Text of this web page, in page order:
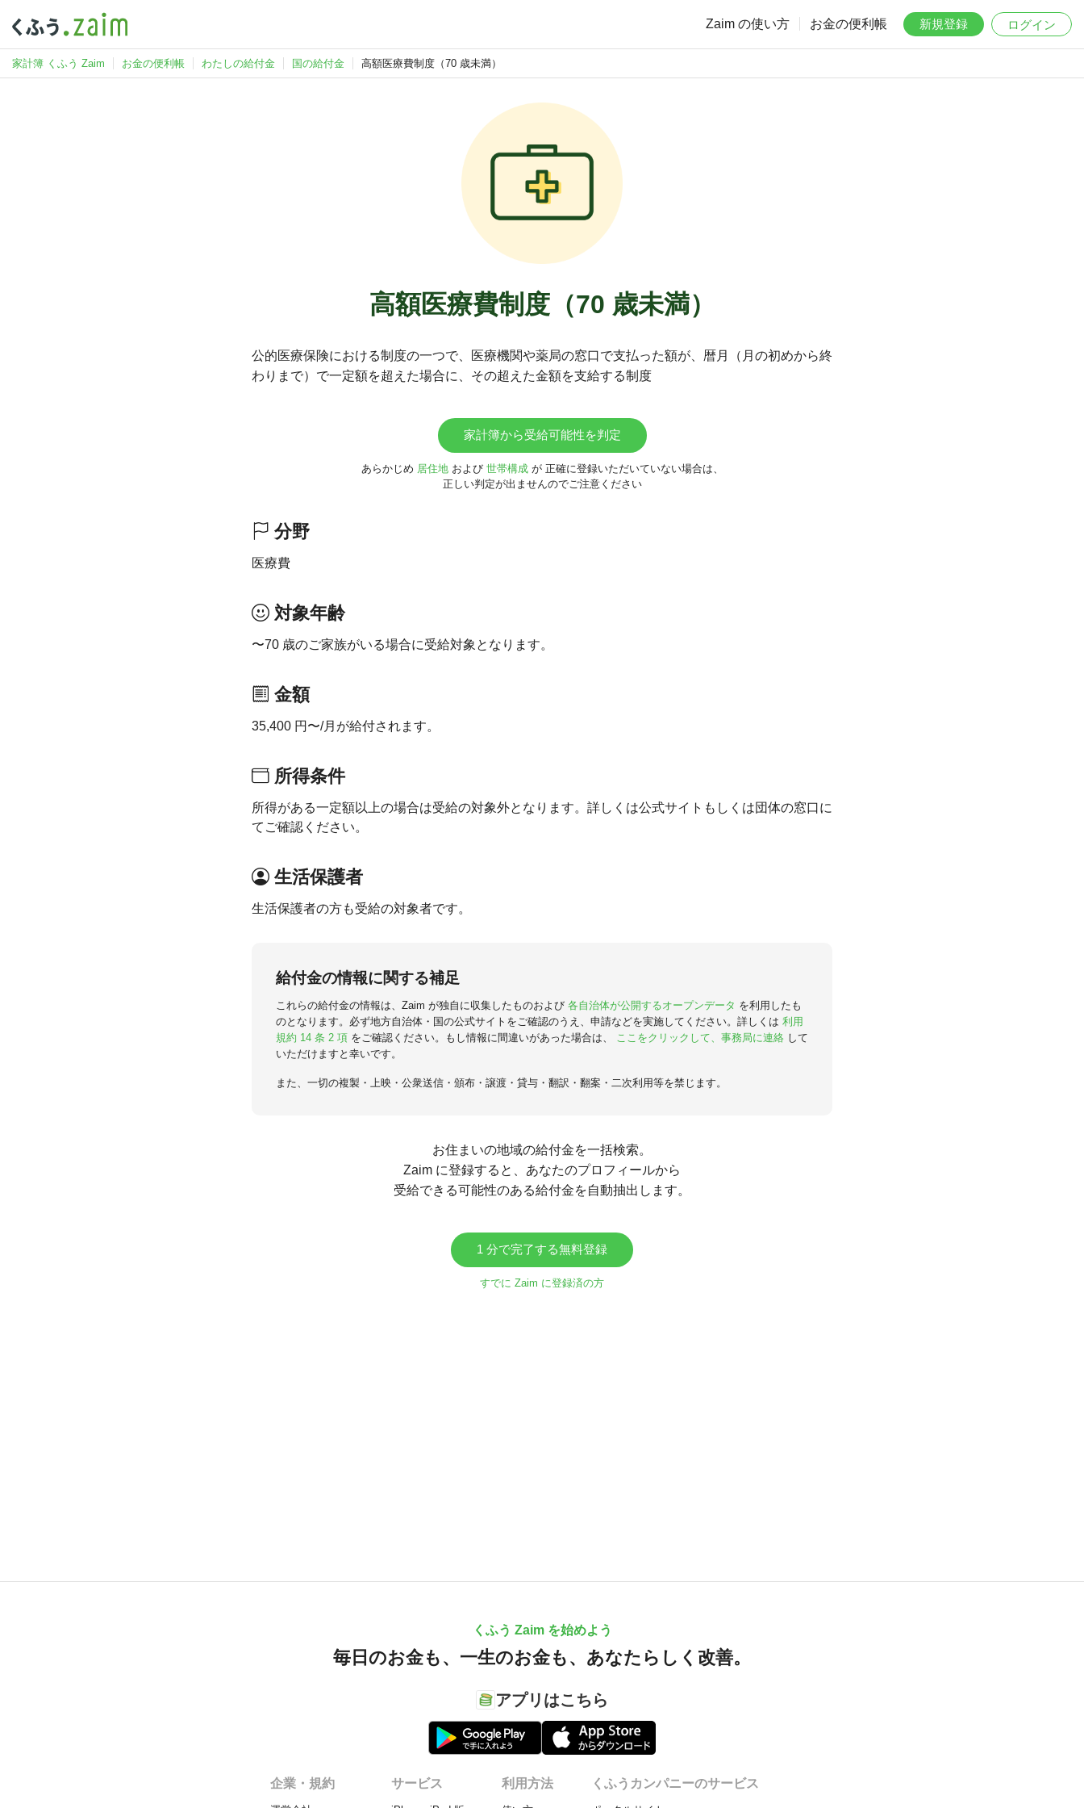
Zaim の使い方 お金の便利帳 新規登録 ログイン
家計簿 くふう Zaim お金の便利帳 わたしの給付金 国の給付金 高額医療費制度（70 歳未満）
高額医療費制度（70 歳未満）
公的医療保険における制度の一つで、医療機関や薬局の窓口で支払った額が、暦月（月の初めから終
わりまで）で一定額を超えた場合に、その超えた金額を支給する制度
家計簿から受給可能性を判定
あらかじめ 居住地および 世帯構成が 正確に登録いただいていない場合は、
正しい判定が出ませんのでご注意ください
分野
医療費
対象年齢
〜70 歳のご家族がいる場合に受給対象となります。
金額
35,400 円〜/月が給付されます。
所得条件
所得がある一定額以上の場合は受給の対象外となります。詳しくは公式サイトもしくは団体の窓口に
てご確認ください。
生活保護者
生活保護者の方も受給の対象者です。
給付金の情報に関する補足
これらの給付金の情報は、Zaim が独自に収集したものおよび 各自治体が公開するオープンデータ を利用したも
のとなります。必ず地方自治体・国の公式サイトをご確認のうえ、申請などを実施してください。詳しくは 利用
規約 14 条 2 項 をご確認ください。もし情報に間違いがあった場合は、 ここをクリックして、事務局に連絡 して
いただけますと幸いです。
また、一切の複製・上映・公衆送信・頒布・譲渡・貸与・翻訳・翻案・二次利用等を禁じます。
お住まいの地域の給付金を一括検索。
Zaim に登録すると、あなたのプロフィールから
受給できる可能性のある給付金を自動抽出します。
1 分で完了する無料登録
すでに Zaim に登録済の方
くふう Zaim を始めよう
毎日のお金も、 一生のお金も、 あなたらしく改善。
アプリはこちら
企業・規約 サービス 利用方法 くふうカンパニーのサービス